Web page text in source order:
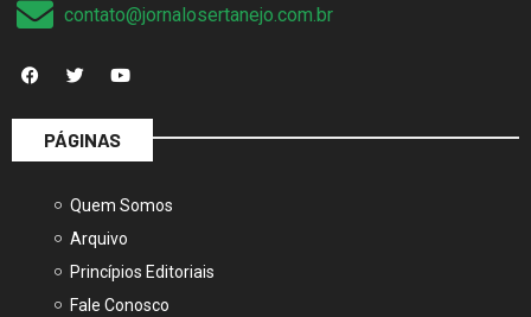
contato@jornalosertanejo.com.br
PÁGINAS
Quem Somos
Arquivo
Princípios Editoriais
Fale Conosco